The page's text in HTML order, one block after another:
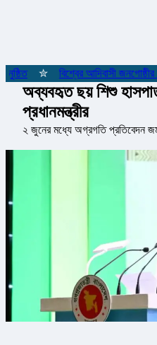
বিশ্বের আদিবাসী জনগোষ্ঠীর
অব্যবহৃত ছয় শিশু
প্রধানমন্ত্রীর
২ জুনের মধ্যে অগ্রগতি প্রতিবেদন জমা